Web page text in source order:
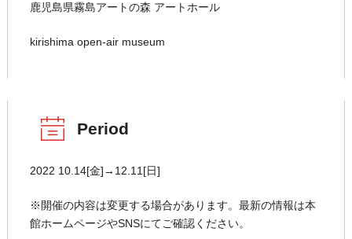
鹿児島県霧島アートの森 アートホール
kirishima open-air museum
Period
2022 10.14[金]→12.11[日]
※開催の内容は変更する場合があります。最新の情報は本
館ホームページやSNSにてご確認ください。